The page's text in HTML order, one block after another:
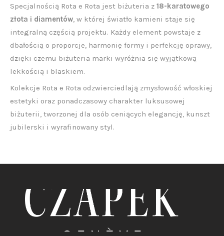
Specjalnością Rota e Rota jest biżuteria z 18-karatowego
złota i diamentów, w której światło kamieni staje się
integralną częścią projektu. Każdy element powstaje z
dbałością o proporcje, harmonię formy i perfekcję oprawy,
dzięki czemu biżuteria marki wyróżnia się wyjątkową
lekkością i blaskiem.
Kolekcje Rota e Rota odzwierciedlają zmysłowość włoskiej
estetyki oraz ponadczasowy charakter luksusowej
biżuterii, tworzonej dla osób ceniących elegancję, kunszt
jubilerski i wyrafinowany styl.